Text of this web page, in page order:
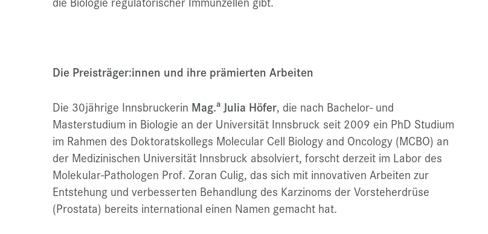
Die Preisträger:innen und ihre prämierten Arbeiten
Die 30jährige Innsbruckerin Mag.a Julia Höfer, die nach Bachelor- und
Masterstudium in Biologie an der Universität Innsbruck seit 2009 ein PhD Studium
im Rahmen des Doktoratskollegs Molecular Cell Biology and Oncology (MCBO) an
der Medizinischen Universität Innsbruck absolviert, forscht derzeit im Labor des
Molekular-Pathologen Prof. Zoran Culig, das sich mit innovativen Arbeiten zur
Entstehung und verbesserten Behandlung des Karzinoms der Vorsteherdrüse
(Prostata) bereits international einen Namen gemacht hat.